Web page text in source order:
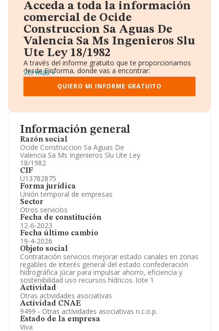
Información general
Razón social
Ocide Construccion Sa Aguas De
Valencia Sa Ms Ingenieros Slu Ute Ley
18/1982
CIF
U13782875
Forma jurídica
Unión temporal de empresas
Sector
Otros servicios
Fecha de constitución
12-6-2023
Fecha último cambio
19-4-2026
Objeto social
Contratación servicios mejorar estado canales en zonas
regables de interés general del estado confederación
hidrográfica júcar para impulsar ahorro, eficiencia y
sostenibilidad uso recursos hídricos. lote 1
Actividad
Otras actividades asociativas
Actividad CNAE
9499 - Otras actividades asociativas n.c.o.p.
Estado de la empresa
Viva
Acceda a toda la información
comercial de Ocide
Construccion Sa Aguas De
Valencia Sa Ms Ingenieros Slu
Ute Ley 18/1982
A través del informe gratuito que te proporcionamos
desde Einforma, donde vas a encontrar:
Datos identificativos: Denominación, CIF,
Teléfono, Domicilio.
Informe Mercantil Completo (BORME).
Accionistas.
Participaciones y Vinculaciones en otras empresas.
Artículos de prensa publicados sobre la empresa.
Información oficial y registral complementaria.
Ver más
QUIERO MI INFORME GRATUITO